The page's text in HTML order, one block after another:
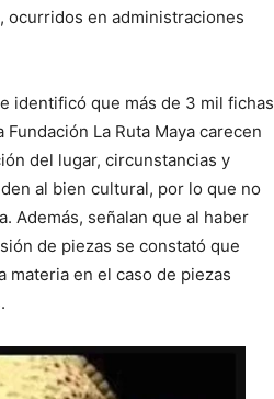
en administraciones
identificó que más de 3 mil fichas
La Ruta Maya carecen
del lugar, circunstancias y
al bien cultural, por lo que no
Además, señalan que al haber
de piezas se constató que
en el caso de piezas